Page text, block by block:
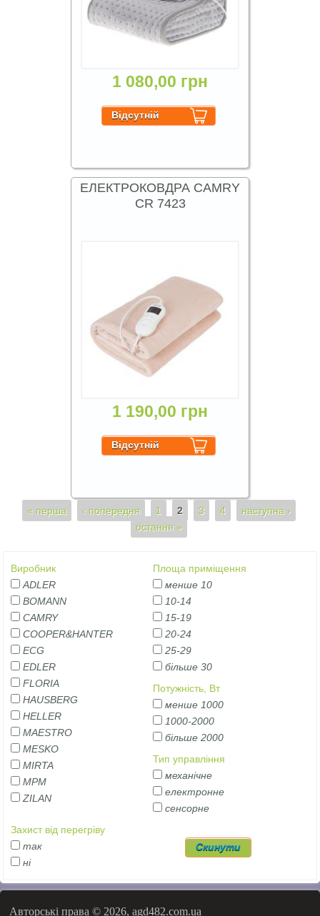
1 080,00 грн
ЕЛЕКТРОКОВДРА CAMRY
CR 7423
1 190,00 грн
Сторінки
« перша ‹ попередня 1 2 3 4
наступна ›
остання »
Виробник
ADLER
BOMANN
CAMRY
COOPER&HANTER
ECG
EDLER
FLORIA
HAUSBERG
HELLER
MAESTRO
MESKO
MIRTA
MPM
ZILAN
Площа приміщення
менше 10
10-14
15-19
20-24
25-29
більше 30
Потужність, Вт
менше 1000
1000-2000
більше 2000
Тип управління
механічне
електронне
сенсорне
Захист від перегріву
так
ні
Авторські права © 2026, agd482.com.ua